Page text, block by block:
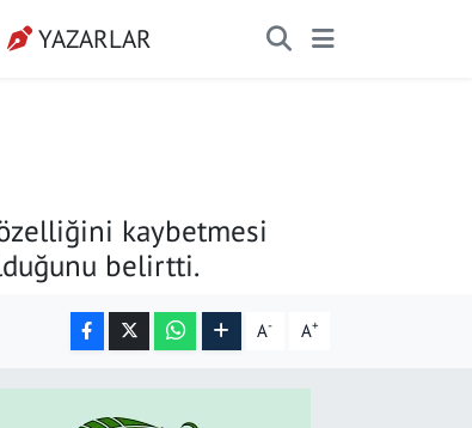
YAZARLAR
kaybetmesi
belirtti.
A- A+